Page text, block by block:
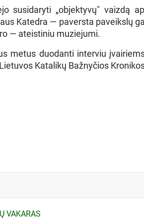
susidaryti „objektyvų" vaizdą
Katedra — paversta paveikslų
— ateistiniu muziejumi.
metus duodanti interviu
Katalikų Bažnyčios
VAKARAS